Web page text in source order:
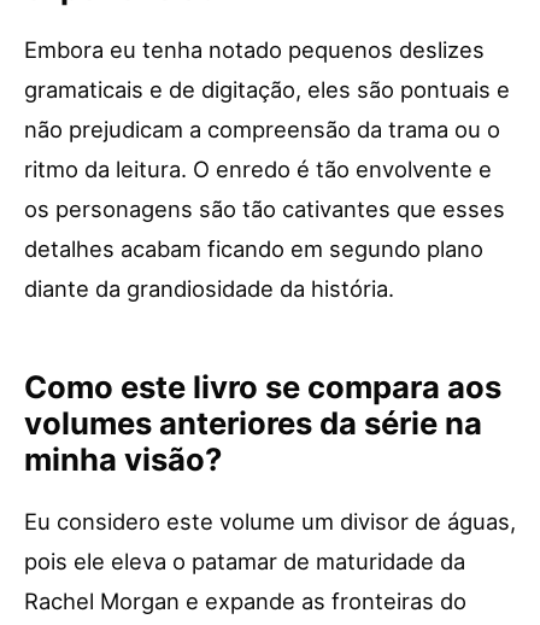
Embora eu tenha notado pequenos deslizes
gramaticais e de digitação, eles são pontuais e
não prejudicam a compreensão da trama ou o
ritmo da leitura. O enredo é tão envolvente e
os personagens são tão cativantes que esses
detalhes acabam ficando em segundo plano
diante da grandiosidade da história.
Como este livro se compara aos
volumes anteriores da série na
minha visão?
Eu considero este volume um divisor de águas,
pois ele eleva o patamar de maturidade da
Rachel Morgan e expande as fronteiras do